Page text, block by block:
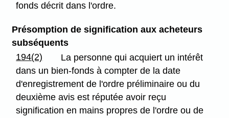
fonds décrit dans l'ordre.
Présomption de signification aux acheteurs
subséquents
194(2)
La personne qui acquiert un intérêt
dans un bien-fonds à compter de la date
d'enregistrement de l'ordre préliminaire ou du
deuxième avis est réputée avoir reçu
signification en mains propres de l'ordre ou de